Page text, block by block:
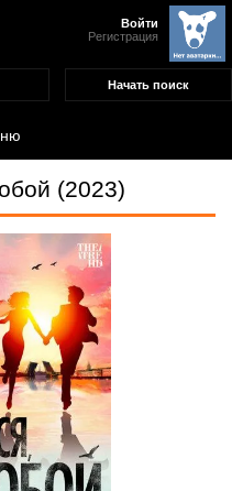
Войти
Регистрация
(2023)